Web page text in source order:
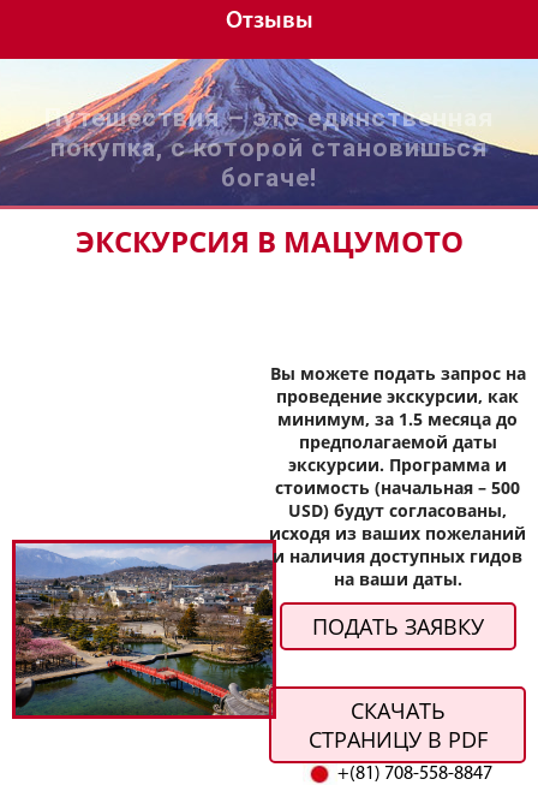
Отзывы
Путешествия – это единственная
покупка, с которой становишься
богаче!
ЭКСКУРСИЯ В МАЦУМОТО
Вы можете подать запрос на
проведение экскурсии, как
минимум, за 1.5 месяца до
предполагаемой даты
экскурсии. Программа и
стоимость (начальная – 500
USD) будут согласованы,
исходя из ваших пожеланий
и наличия доступных гидов
на ваши даты.
ПОДАТЬ ЗАЯВКУ
СКАЧАТЬ
СТРАНИЦУ В PDF
+(81) 708-558-8847